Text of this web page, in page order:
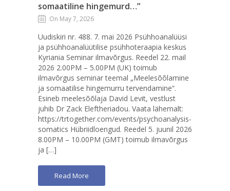
somaatiline hingemurd…”
On May 7, 2026
Uudiskiri nr. 488. 7. mai 2026 Psühhoanalüüsi
ja psühhoanalüütilise psühhoteraapia keskus
Kyriania Seminar ilmavõrgus. Reedel 22. mail
2026 2.00PM – 5.00PM (UK) toimub
ilmavõrgus seminar teemal „Meelesõõlamine
ja somaatilise hingemurru tervendamine“.
Esineb meelesõõlaja David Levit, vestlust
juhib Dr Zack Eleftheriadou. Vaata lähemalt:
https://trtogether.com/events/psychoanalysis-
somatics Hübriidloengud. Reedel 5. juunil 2026
8.00PM – 10.00PM (GMT) toimub ilmavõrgus
ja […]
Read More